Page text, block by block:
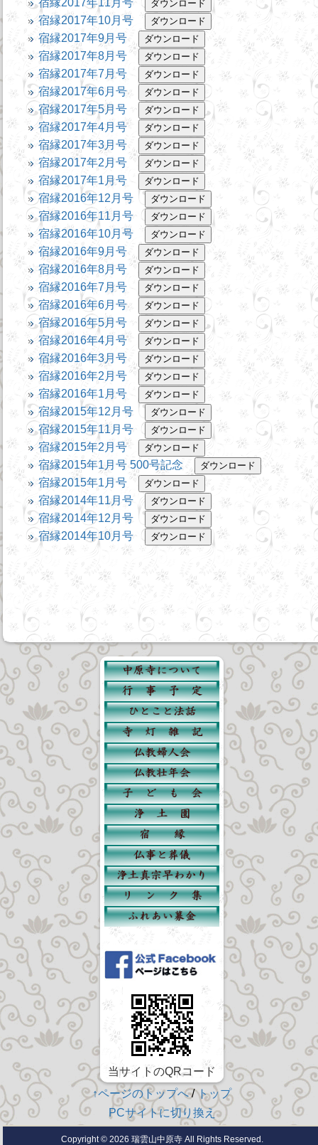
宿縁2017年10月号
宿縁2017年9月号
宿縁2017年8月号
宿縁2017年7月号
宿縁2017年6月号
宿縁2017年5月号
宿縁2017年4月号
宿縁2017年3月号
宿縁2017年2月号
宿縁2017年1月号
宿縁2016年12月号
宿縁2016年11月号
宿縁2016年10月号
宿縁2016年9月号
宿縁2016年8月号
宿縁2016年7月号
宿縁2016年6月号
宿縁2016年5月号
宿縁2016年4月号
宿縁2016年3月号
宿縁2016年2月号
宿縁2016年1月号
宿縁2015年12月号
宿縁2015年11月号
宿縁2015年2月号
宿縁2015年1月号 500号記念
宿縁2015年1月号
宿縁2014年11月号
宿縁2014年12月号
宿縁2014年10月号
当サイトのQRコード
↑ページのトップへ/トップ
PCサイトに切り換え
Copyright © 2026 瑞雲山中原寺All Rights Reserved.